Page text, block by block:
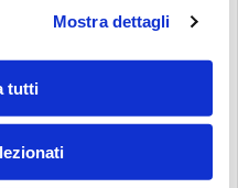
Mostra dettagli
tutti
ZUR VERWENDUNG
AUF PRODUKTE UND/ODER
SOWIE ZUR DURCHFÜHRUNG
ANALYSEN.